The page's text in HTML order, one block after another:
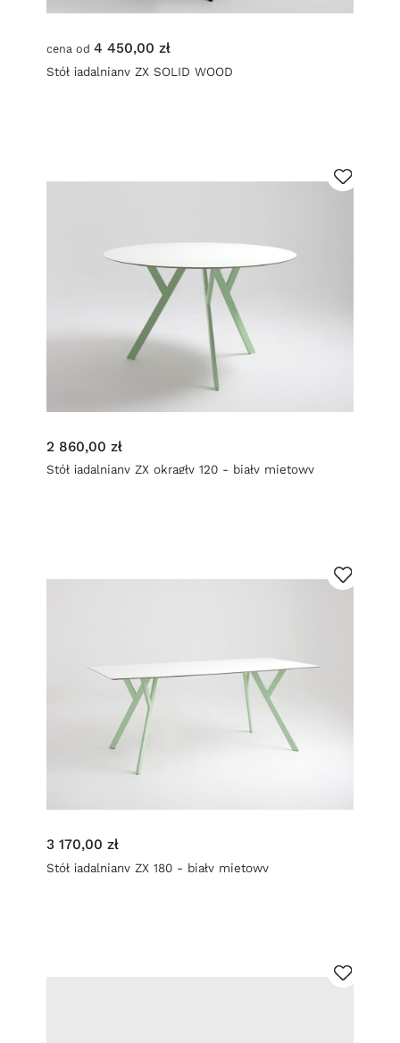
cena od 4 450,00 zł
Stół jadalniany ZX SOLID WOOD
2 860,00 zł
Stół jadalniany ZX okrągły 120 - biały miętowy
3 170,00 zł
Stół jadalniany ZX 180 - biały miętowy